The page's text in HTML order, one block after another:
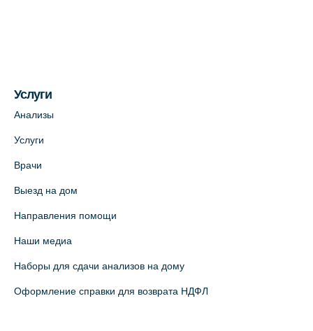
Медицинский центр на пр. Просвещения,
12к2 (официальный партнер)
Медицинский центр "Доктор Семейный"
(официальный партнер),
+7 (812) 664-55-80
На карте
Услуги
Анализы
Услуги
Врачи
Выезд на дом
Направления помощи
Наши медиа
Наборы для сдачи анализов на дому
Оформление справки для возврата НДФЛ